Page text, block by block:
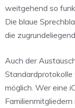
weitgehend so
Die blaue
die
Auch der
möglich. Wer eine